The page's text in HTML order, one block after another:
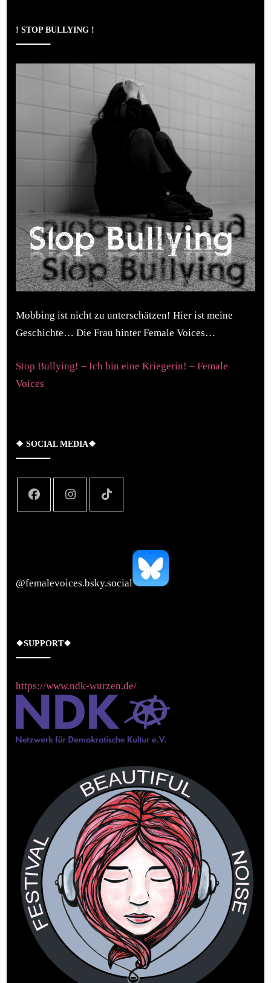
! STOP BULLYING !
Mobbing ist nicht zu unterschätzen! Hier ist meine
Geschichte… Die Frau hinter Female Voices…
Stop Bullying! – Ich bin eine Kriegerin! – Female
Voices
❖ SOCIAL MEDIA❖
‪@femalevoices.bsky.social‬
❖SUPPORT❖
https://www.ndk-wurzen.de/